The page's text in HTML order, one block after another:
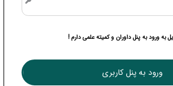
به ورود به پنل داوران و کمیته علمی دارم !
ورود به پنل کاربری